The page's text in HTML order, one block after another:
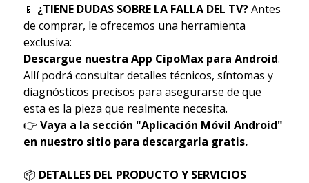
📱 ¿TIENE DUDAS SOBRE LA FALLA DEL TV?Antes
de comprar, le ofrecemos una herramienta
exclusiva:
Descargue nuestra App CipoMax para Android.
Allí podrá consultar detalles técnicos, síntomas y
diagnósticos precisos para asegurarse de que
esta es la pieza que realmente necesita.
👉 Vaya a la sección "Aplicación Móvil Android"
en nuestro sitio para descargarla gratis.
📦 DETALLES DEL PRODUCTO Y SERVICIOS